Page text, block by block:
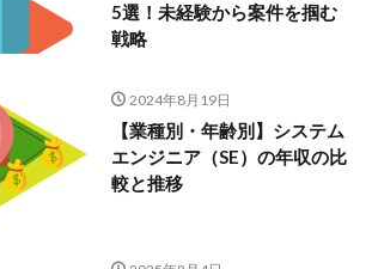
5選！未経験から案件を掴む
戦略
2024年8月19日
【業種別・年齢別】システム
エンジニア（SE）の年収の比
較と推移